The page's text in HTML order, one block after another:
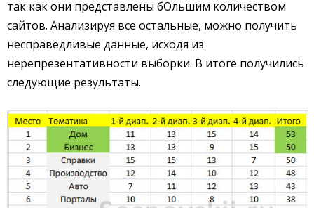
так как они представлены бОльшим количеством
сайтов. Анализируя все остальные, можно получить
несправедливые данные, исходя из
нерепрезентативности выборки. В итоге получились
следующие результаты.